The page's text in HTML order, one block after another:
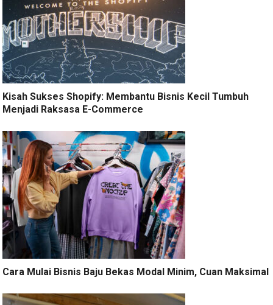
Kisah Sukses Shopify: Membantu Bisnis Kecil Tumbuh
Menjadi Raksasa E-Commerce
Cara Mulai Bisnis Baju Bekas Modal Minim, Cuan Maksimal